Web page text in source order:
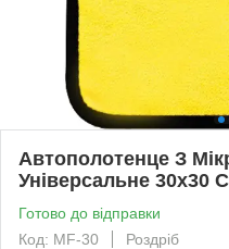
Автополотенце З
Універсальне 30x30
Готово до відправки
Код: MF-30
Роздріб